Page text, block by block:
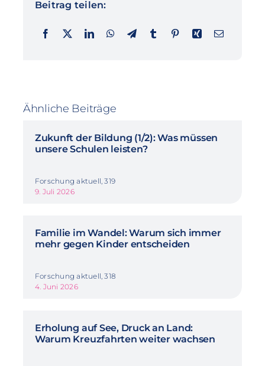
Beitrag teilen:
Ähnliche Beiträge
Zukunft der Bildung (1/2): Was müssen
unsere Schulen leisten?
Forschung aktuell, 319
9. Juli 2026
Familie im Wandel: Warum sich immer
mehr gegen Kinder entscheiden
Forschung aktuell, 318
4. Juni 2026
Erholung auf See, Druck an Land:
Warum Kreuzfahrten weiter wachsen